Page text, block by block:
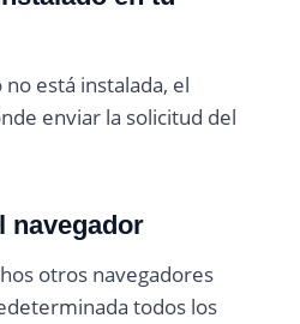
está instalada, el
enviar la solicitud del
navegador
otros navegadores
todos los